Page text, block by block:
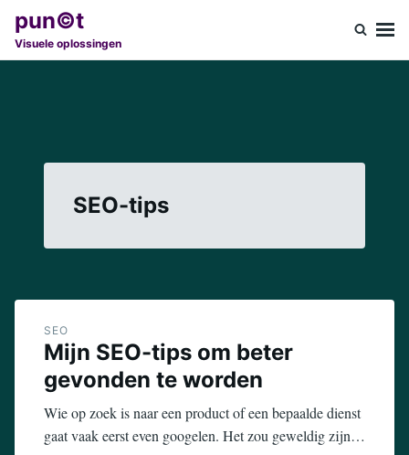
Ga
naar
Zoeken
naar:
pun©t
Visuele oplossingen
SEO-tips
SEO
Mijn SEO-tips om beter
gevonden te worden
Wie op zoek is naar een product of een bepaalde dienst
gaat vaak eerst even googelen. Het zou geweldig zijn…